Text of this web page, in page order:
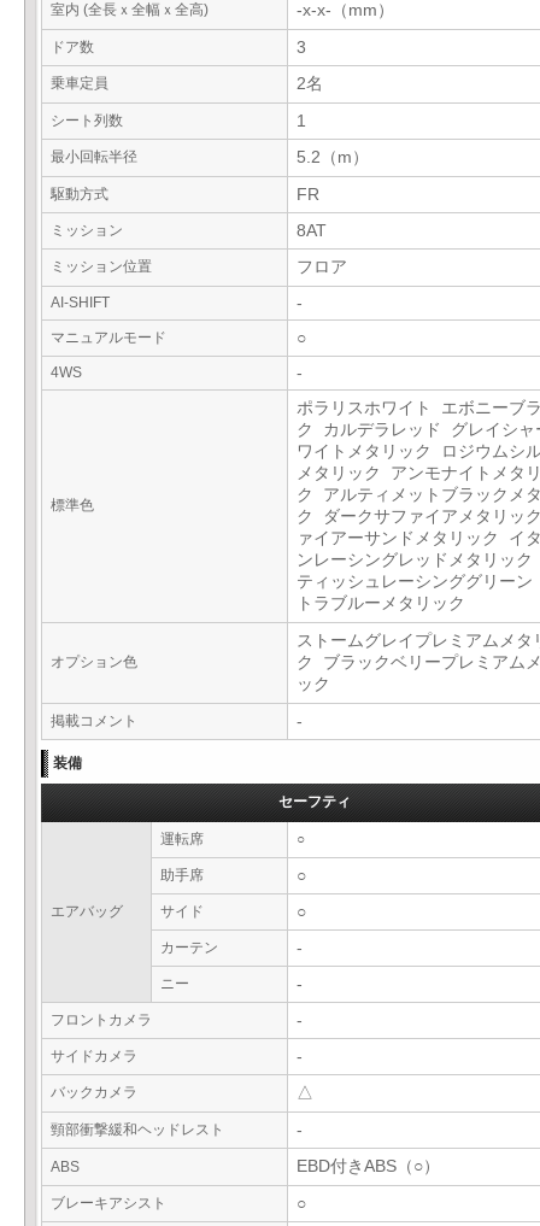
室内 (全長ｘ全幅ｘ全高) -x-x-（mm）
ドア数 3
乗車定員 2名
シート列数 1
最小回転半径 5.2（m）
駆動方式 FR
ミッション 8AT
ミッション位置 フロア
AI-SHIFT -
マニュアルモード ○
4WS -
標準色
ポラリスホワイト エボニーブ
ク カルデラレッド グレイシャ
ワイトメタリック ロジウムシ
メタリック アンモナイトメタ
ク アルティメットブラックメ
ク ダークサファイアメタリッ
ァイアーサンドメタリック イ
ンレーシングレッドメタリッ
ティッシュレーシンググリー
トラブルーメタリック
オプション色
ストームグレイプレミアムメタ
ク ブラックベリープレミアム
ック
掲載コメント -
装備
セーフティ
エアバッグ
運転席 ○
助手席 ○
サイド ○
カーテン -
ニー -
フロントカメラ -
サイドカメラ -
バックカメラ △
頸部衝撃緩和ヘッドレスト -
ABS EBD付きABS（○）
ブレーキアシスト ○